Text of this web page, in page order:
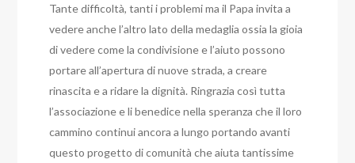
Tante difficoltà, tanti i problemi ma il Papa invita a
vedere anche l’altro lato della medaglia ossia la gioia
di vedere come la condivisione e l’aiuto possono
portare all’apertura di nuove strada, a creare
rinascita e a ridare la dignità. Ringrazia così tutta
l’associazione e li benedice nella speranza che il loro
cammino continui ancora a lungo portando avanti
questo progetto di comunità che aiuta tantissime